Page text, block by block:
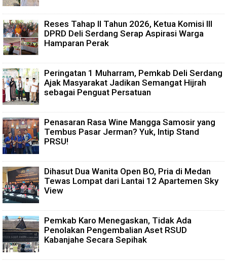
Reses Tahap II Tahun 2026, Ketua Komisi III
DPRD Deli Serdang Serap Aspirasi Warga
Hamparan Perak
Peringatan 1 Muharram, Pemkab Deli Serdang
Ajak Masyarakat Jadikan Semangat Hijrah
sebagai Penguat Persatuan
Penasaran Rasa Wine Mangga Samosir yang
Tembus Pasar Jerman? Yuk, Intip Stand
PRSU!
Dihasut Dua Wanita Open BO, Pria di Medan
Tewas Lompat dari Lantai 12 Apartemen Sky
View
Pemkab Karo Menegaskan, Tidak Ada
Penolakan Pengembalian Aset RSUD
Kabanjahe Secara Sepihak